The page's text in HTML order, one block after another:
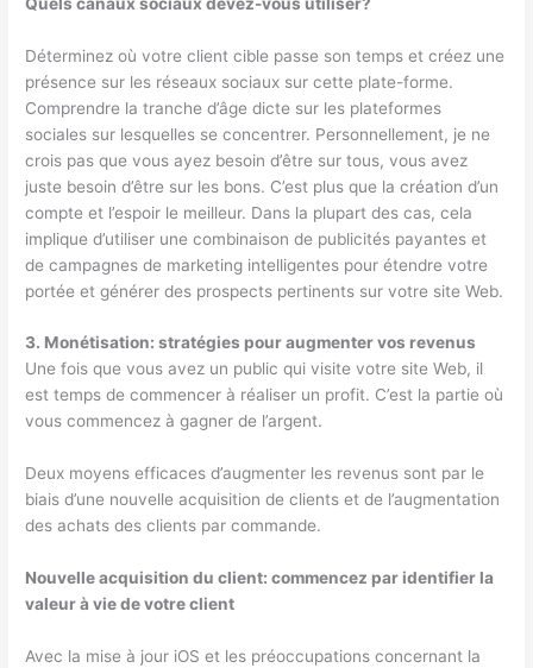
Déterminez où votre client cible passe son temps et créez une
présence sur les réseaux sociaux sur cette plate-forme.
Comprendre la tranche d’âge dicte sur les plateformes
sociales sur lesquelles se concentrer. Personnellement, je ne
crois pas que vous ayez besoin d’être sur tous, vous avez
juste besoin d’être sur les bons. C’est plus que la création d’un
compte et l’espoir le meilleur. Dans la plupart des cas, cela
implique d’utiliser une combinaison de publicités payantes et
de campagnes de marketing intelligentes pour étendre votre
portée et générer des prospects pertinents sur votre site Web.
3. Monétisation: stratégies pour augmenter vos revenus
Une fois que vous avez un public qui visite votre site Web, il
est temps de commencer à réaliser un profit. C’est la partie où
vous commencez à gagner de l’argent.
Deux moyens efficaces d’augmenter les revenus sont par le
biais d’une nouvelle acquisition de clients et de l’augmentation
des achats des clients par commande.
Nouvelle acquisition du client: commencez par identifier la
valeur à vie de votre client
Avec la mise à jour iOS et les préoccupations concernant la